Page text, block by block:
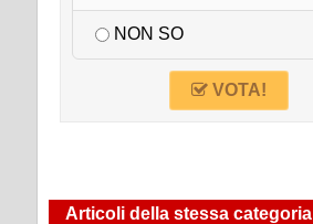
NON SO
VOTA!
Articoli della stessa categoria